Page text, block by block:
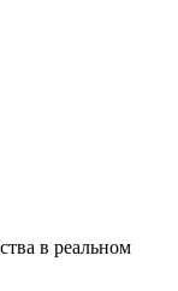
в реальном